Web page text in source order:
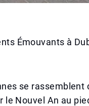
Émouvants à
se rassemblent
Nouvel An au